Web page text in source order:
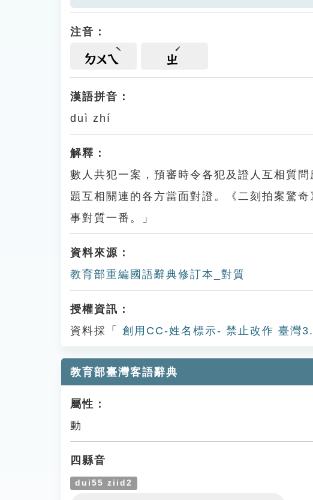
注音：
ㄉㄨㄟ ㄓ
漢語拼音：
duì zhí
解釋：
數人共犯一案，預審時令各犯及證人互相質
題互相關連的各方當面對證。《二刻拍案驚
事對質一番。」
資料來源：
教育部重編國語辭典修訂本_對質
授權資訊：
資料採「
創用CC-姓名標示- 禁止改作 臺灣
教育部臺灣客語辭典
屬性：
動
四縣音
dui55 ziid2